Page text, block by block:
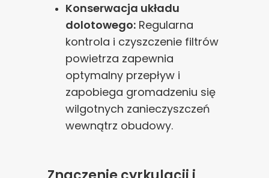
Konserwacja układu
dolotowego: Regularna
kontrola i czyszczenie filtrów
powietrza zapewnia
optymalny przepływ i
zapobiega gromadzeniu się
wilgotnych zanieczyszczeń
wewnątrz obudowy.